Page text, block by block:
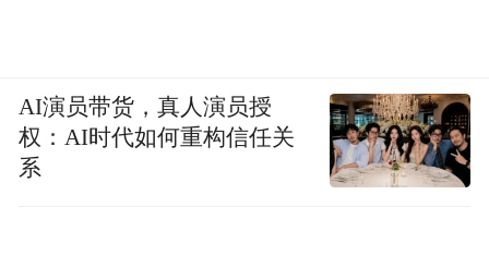
AI演员带货，真人演员授
权：AI时代如何重构信任关
系